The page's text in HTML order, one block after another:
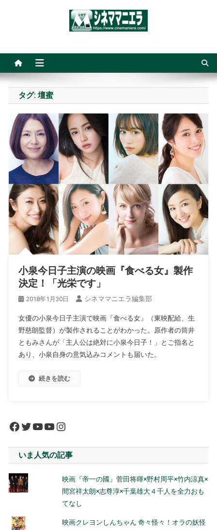
タグ: 壇蜜
小泉今日子主演の映画『食べる女』製作
決定！「光栄です」
2018年1月30日 シネママニエラ編集部
女優の小泉今日子主演で映画『食べる女』（東映配給、生
野慈朗監督）が製作されることがわかった。原作者の筒井
ともみさんが「主人公は絶対に小泉今日子！」とご指名と
あり、小泉自身の意気込みコメントも届いた。
続きを読む
Facebook
Twitter
YouTube
YouTube
Instagram
いま人気の記事
映画『帝一の國』菅田将暉×野村周平×竹内涼真×
間宮祥太朗×志尊淳×千葉雄大４千人を全力おも
てなし
映画クレヨンしんちゃん 奇々怪々！オラの妖怪